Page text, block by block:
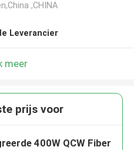
,CHINA
Leverancier
meer
prijs voor
400W QCW Fiber